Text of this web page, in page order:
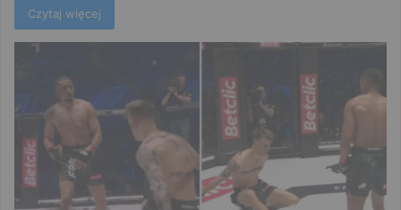
Czytaj więcej